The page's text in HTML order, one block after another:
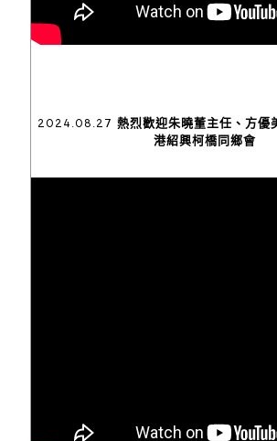
2024.08.27 熱烈歡迎朱曉董主任、方優
港紹興柯橋同鄉會